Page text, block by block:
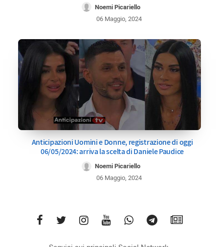
Noemi Picariello
06 Maggio, 2024
Anticipazioni Uomini e Donne, registrazione di oggi
06/05/2024: arriva la scelta di Daniele Paudice
Noemi Picariello
06 Maggio, 2024